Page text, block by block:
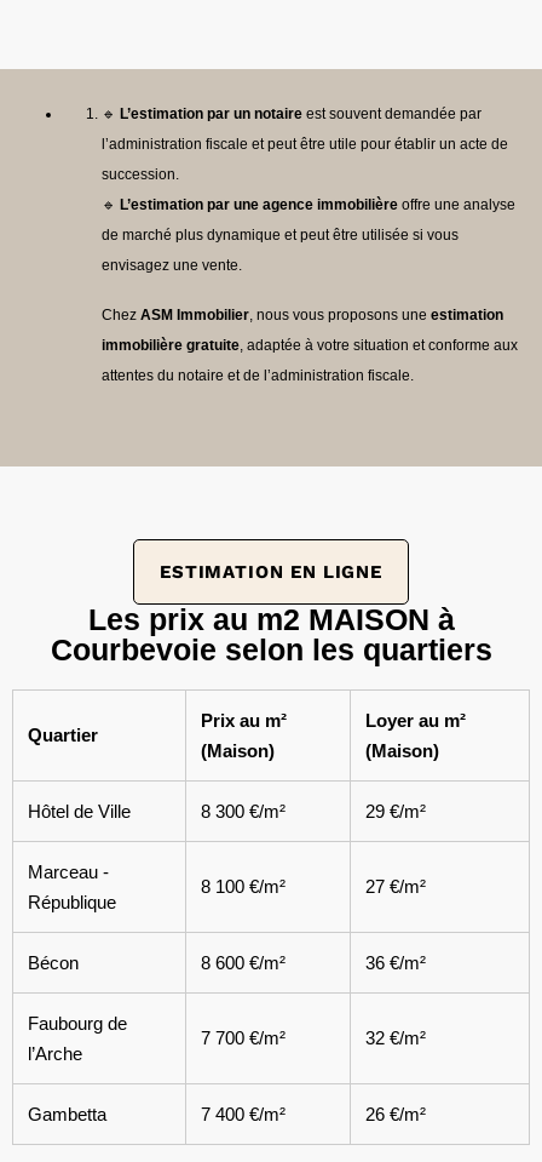
🔹 L’estimation par un notaire est souvent demandée par
l’administration fiscale et peut être utile pour établir un acte de
succession.
🔹 L’estimation par une agence immobilière offre une analyse
de marché plus dynamique et peut être utilisée si vous
envisagez une vente.
Chez ASM Immobilier, nous vous proposons une estimation
immobilière gratuite, adaptée à votre situation et conforme aux
attentes du notaire et de l’administration fiscale.
ESTIMATION EN LIGNE
Les prix au m2 MAISON à
Courbevoie selon les quartiers
Quartier
Prix au m²
(Maison)
Loyer au m²
(Maison)
Hôtel de Ville 8 300 €/m² 29 €/m²
Marceau -
République
8 100 €/m² 27 €/m²
Bécon 8 600 €/m² 36 €/m²
Faubourg de
l’Arche
7 700 €/m² 32 €/m²
Gambetta 7 400 €/m² 26 €/m²